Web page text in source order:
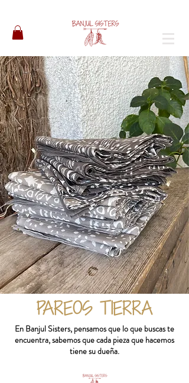
PAREOS TIERRA
En Banjul Sisters, pensamos que lo que buscas te
encuentra, sabemos que cada pieza que hacemos
tiene su dueña.